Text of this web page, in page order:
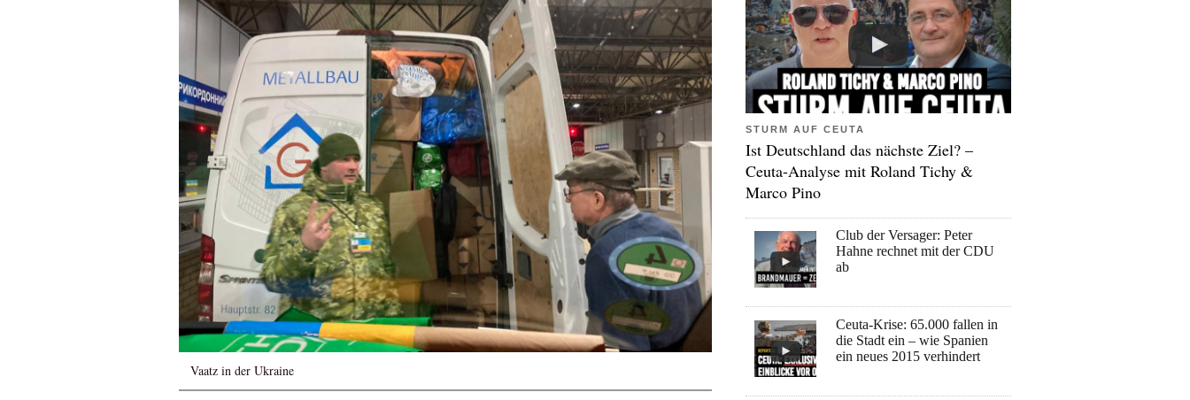
Vaatz in der Ukraine
STURM AUF CEUTA
Ist Deutschland das nächste Ziel? –
Ceuta-Analyse mit Roland Tichy &
Marco Pino
Club der Versager: Peter
Hahne rechnet mit der CDU
ab
Ceuta-Krise: 65.000 fallen in
die Stadt ein – wie Spanien
ein neues 2015 verhindert